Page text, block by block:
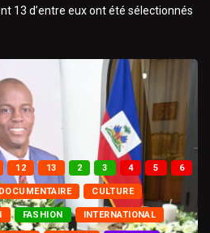
13 d’entre eux ont été sélectionnés
12 13 2 3 4 5 6
CULTURE
FASHION INTERNATIONAL